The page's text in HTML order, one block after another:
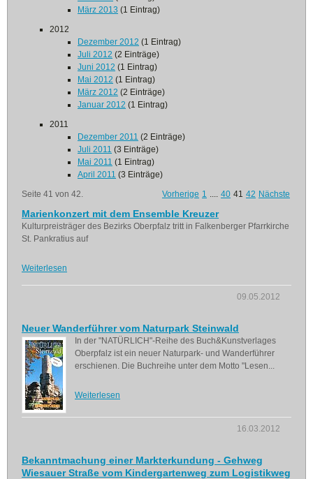
März 2013 (1 Eintrag)
2012
Dezember 2012 (1 Eintrag)
Juli 2012 (2 Einträge)
Juni 2012 (1 Eintrag)
Mai 2012 (1 Eintrag)
März 2012 (2 Einträge)
Januar 2012 (1 Eintrag)
2011
Dezember 2011 (2 Einträge)
Juli 2011 (3 Einträge)
Mai 2011 (1 Eintrag)
April 2011 (3 Einträge)
Seite 41 von 42.
Vorherige 1 .... 40 41 42 Nächste
Marienkonzert mit dem Ensemble Kreuzer
Kulturpreisträger des Bezirks Oberpfalz tritt in Falkenberger Pfarrkirche
St. Pankratius auf
Weiterlesen
09.05.2012
Neuer Wanderführer vom Naturpark Steinwald
In der "NATÜRLICH"-Reihe des Buch&Kunstverlages
Oberpfalz ist ein neuer Naturpark- und Wanderführer
erschienen. Die Buchreihe unter dem Motto "Lesen...
Weiterlesen
16.03.2012
Bekanntmachung einer Markterkundung - Gehweg
Wiesauer Straße vom Kindergartenweg zum Logistikweg